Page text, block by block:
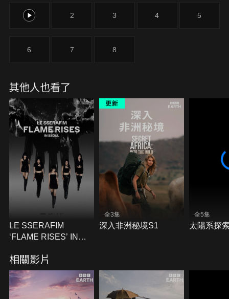
1 2 3 4 5
6 7 8
其他人也看了
LE SSERAFIM
‘FLAME RISES’ IN
全3集
深入非洲秘境S1
全5集
太陽系探
相關影片